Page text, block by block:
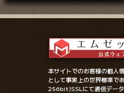
本サイトでのお客様の個人
として事実上の世界標準
256bit)SSLにて通信デー